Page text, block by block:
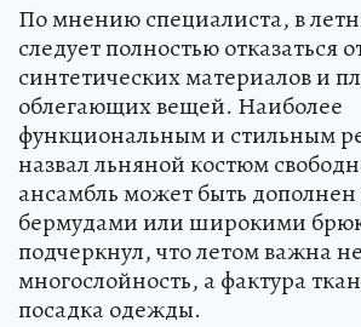
По мнению специалиста, в
следует полностью отказаться
синтетических материалов и
облегающих вещей. Наиболее
функциональным и стильным
назвал льняной костюм
ансамбль может быть
бермудами или широкими
подчеркнул, что летом важна не
многослойность, а фактура
посадка одежды.